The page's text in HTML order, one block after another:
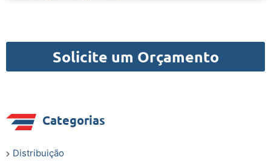
Solicite um Orçamento
Categorias
Distribuição